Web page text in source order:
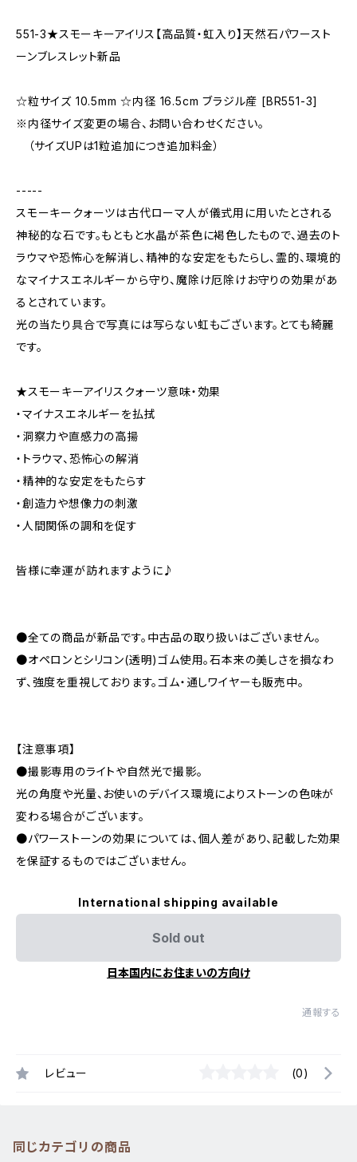
551-3★スモーキーアイリス【高品質・虹入り】天然石パワースト
ーンブレスレット新品
☆粒サイズ 10.5mm ☆内径 16.5cm ブラジル産 [BR551-3]
※内径サイズ変更の場合、お問い合わせください。
（サイズUPは1粒追加につき追加料金）
-----
スモーキークォーツは古代ローマ人が儀式用に用いたとされる
神秘的な石です。もともと水晶が茶色に褐色したもので、過去のト
ラウマや恐怖心を解消し、精神的な安定をもたらし、霊的、環境的
なマイナスエネルギーから守り、魔除け厄除けお守りの効果があ
るとされています。
光の当たり具合で写真には写らない虹もございます。とても綺麗
です。
★スモーキーアイリスクォーツ意味・効果
・マイナスエネルギーを払拭
・洞察力や直感力の高揚
・トラウマ、恐怖心の解消
・精神的な安定をもたらす
・創造力や想像力の刺激
・人間関係の調和を促す
皆様に幸運が訪れますように♪
●全ての商品が新品です。中古品の取り扱いはございません。
●オペロンとシリコン(透明)ゴム使用。石本来の美しさを損なわ
ず、強度を重視しております。ゴム・通しワイヤーも販売中。
【注意事項】
●撮影専用のライトや自然光で撮影。
光の角度や光量、お使いのデバイス環境によりストーンの色味が
変わる場合がございます。
●パワーストーンの効果については、個人差があり、記載した効果
を保証するものではございません。
International shipping available
Sold out
日本国内にお住まいの方向け
通報する
レビュー (0)
同じカテゴリの商品